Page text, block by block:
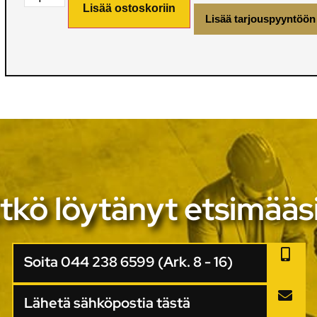
Lisää ostoskoriin
Lisää tarjouspyyntöön
löytänyt
Soita 044 238 6599 (Ark. 8 - 16)
Lähetä sähköpostia tästä